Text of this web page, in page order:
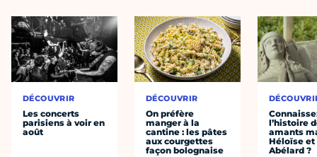
DÉCOUVRIR
Les concerts
parisiens à voir en
août
DÉCOUVRIR
On préfère
manger à la
cantine : les pâtes
aux courgettes
façon bolognaise
l’histoire
amants
Héloïse et
Abélard ?